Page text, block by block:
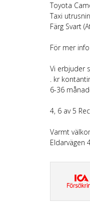
Toyota
Taxi
Färg Svart
För mer
Vi erbjuder
. kr
6-36
4, 6 av 5
Varmt
Eldarvägen